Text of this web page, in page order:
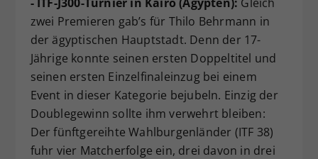
zwei Premieren gab’s für Thilo Behrmann in
der ägyptischen Hauptstadt. Denn der 17-
Jährige konnte seinen ersten Doppeltitel und
seinen ersten Einzelfinaleinzug bei einem
Event in dieser Kategorie bejubeln. Einzig der
Doublegewinn sollte ihm verwehrt bleiben:
Der fünftgereihte Wahlburgenländer (ITF 38)
fuhr vier Matcherfolge ein, drei davon in drei